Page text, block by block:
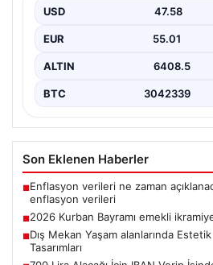
emekli vatandaşın dikkati bayram
ödemelerine çevrildi.…
USD 47.58
EUR 55.01
ALTIN 6408.5
BTC 3042339
Son Eklenen Haberler
■Enflasyon verileri ne zaman
enflasyon verileri
■2026 Kurban Bayramı emekli
■Dış Mekan Yaşam alanlarında
Tasarımları